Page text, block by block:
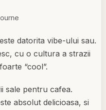
datorita vibe-ului sau.
cu o cultura a strazii
“cool”.
sale pentru cafea.
absolut delicioasa, si